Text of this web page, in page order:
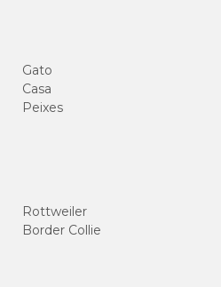
Gato
Casa
Peixes
Rottweiler
Border Collie